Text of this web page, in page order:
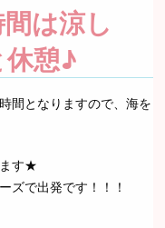
は涼し
憩♪
間となりますので、海を
す★
ズで出発です！！！